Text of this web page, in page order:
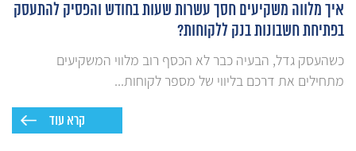
איך מלווה משקיעים חסך עשרות שעות בחודש והפסיק להתעסק
בפתיחת חשבונות בנק ללקוחות?
כשהעסק גדל, הבעיה כבר לא הכסף רוב מלווי המשקיעים
מתחילים את דרכם בליווי של מספר לקוחות...
קרא עוד